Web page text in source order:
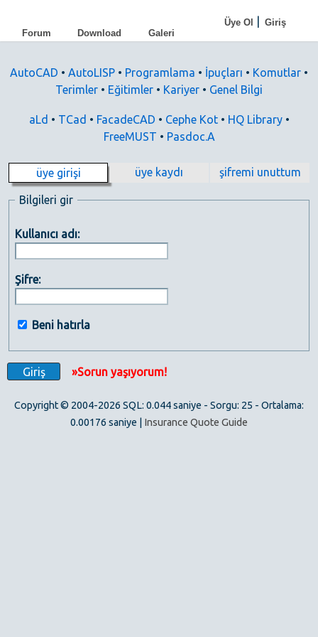
Üye Ol| Giriş
Forum
Download
AutoCAD • AutoLISP • Programlama • İpuçları • Komutlar •
Terimler • Eğitimler • Kariyer • Genel Bilgi
aLd • TCad • FacadeCAD • Cephe Kot• HQ Library•
FreeMUST • Pasdoc.A
üye girişi üye kaydı şifremi unuttum
Bilgileri gir
Kullanıcı adı:
Şifre:
Beni hatırla
»Sorun yaşıyorum!
Copyright © 2004-2026 SQL: 0.044 saniye - Sorgu: 25 - Ortalama:
0.00176 saniye | Insurance Quote Guide